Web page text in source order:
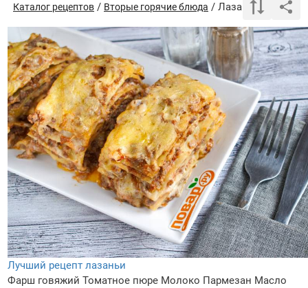
Каталог рецептов / Вторые горячие блюда / Лазанья
Лучший рецепт лазаньи
Фарш говяжий Томатное пюре Молоко Пармезан Масло